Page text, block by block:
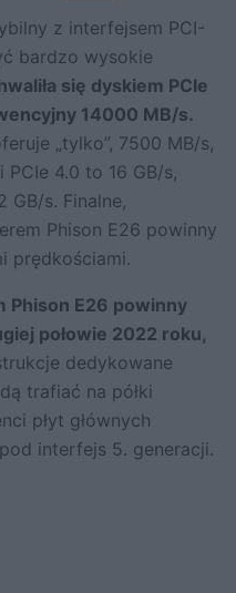
z interfejsem PCI-
bardzo wysokie
się dyskiem PCIe
14000 MB/s.
„tylko”, 7500 MB/s,
4.0 to 16 GB/s,
GB/s. Finalne,
Phison E26 powinny
prędkościami.
Phison E26 powinny
połowie 2022 roku,
dedykowane
trafiać na półki
płyt głównych
interfejs 5. generacji.